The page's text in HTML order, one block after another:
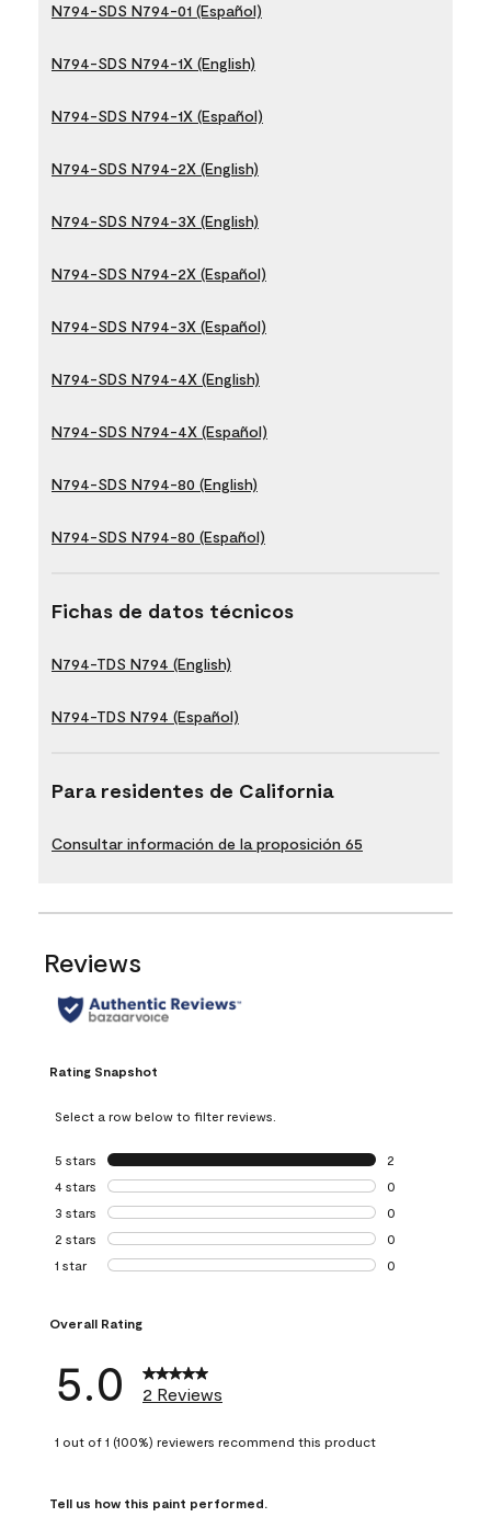
N794-SDS N794-01 (Español)
N794-SDS N794-1X (English)
N794-SDS N794-1X (Español)
N794-SDS N794-2X (English)
N794-SDS N794-3X (English)
N794-SDS N794-2X (Español)
N794-SDS N794-3X (Español)
N794-SDS N794-4X (English)
N794-SDS N794-4X (Español)
N794-SDS N794-80 (English)
N794-SDS N794-80 (Español)
Fichas de datos técnicos
N794-TDS N794 (English)
N794-TDS N794 (Español)
Para residentes de California
Consultar información de la proposición 65
Reviews
Rating Snapshot
Select a row below to filter reviews.
5 stars stars
2
2 reviews with 5
4 stars stars
0
0 reviews with 4
3 stars stars
0
0 reviews with 3
2 stars stars
0
0 reviews with 2
1 star stars
0
Overall Rating
5.0 2 Reviews
1 out of 1 (100%) reviewers recommend this product
Tell us how this paint performed.